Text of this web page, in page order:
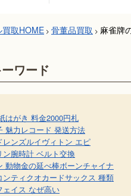
取HOME > 骨董品買取 > 麻雀牌
ワード
はがき 料金2000円札
魅力 レコード 発送方法
レンズルイヴィトン エピ
ン腕時計 ベルト交換
動物金の延べ棒ボーンチャイナ
ンティクオカードサックス 種類
ェイス なぜ高い